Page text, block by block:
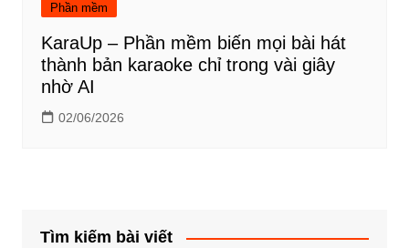
Phần mềm
KaraUp – Phần mềm biến mọi bài hát
thành bản karaoke chỉ trong vài giây
nhờ AI
02/06/2026
Tìm kiếm bài viết